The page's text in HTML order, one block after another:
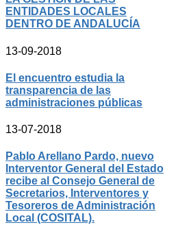
ENTIDADES LOCALES
DENTRO DE ANDALUCÍA
13-09-2018
El encuentro estudia la
transparencia de las
administraciones públicas
13-07-2018
Pablo Arellano Pardo, nuevo
Interventor General del Estado
recibe al Consejo General de
Secretarios, Interventores y
Tesoreros de Administración
Local (COSITAL).